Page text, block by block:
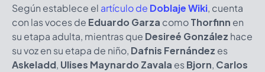
Según establece el artículo de Doblaje Wiki, cuenta
con las voces de Eduardo Garza comoThorfinn en
su etapa adulta, mientras que Desireé González hace
su voz en su etapa de niño, Dafnis Fernández es
Askeladd, Ulises Maynardo Zavala esBjorn, Carlos